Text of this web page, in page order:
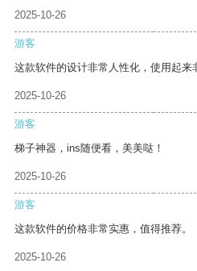
2025-10-26
游客
这款软件的设计非常人性化，使用起来
2025-10-26
游客
梯子神器，ins随便看，美美哒！
2025-10-26
游客
这款软件的价格非常实惠，值得推荐。
2025-10-26